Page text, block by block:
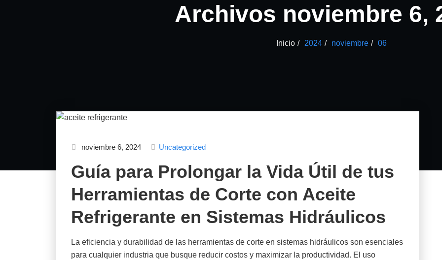
Archivos noviembre 6,
Inicio 2024 noviembre 06
noviembre 6, 2024 Uncategorized
Guía para Prolongar la Vida Útil de tus
Herramientas de Corte con Aceite
Refrigerante en Sistemas Hidráulicos
La eficiencia y durabilidad de las herramientas de corte en sistemas hidráulicos son esenciales
para cualquier industria que busque reducir costos y maximizar la productividad. El uso